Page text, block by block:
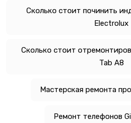
Сколько стоит починить
Electrolux
Сколько стоит
Tab A8
Мастерская ремонта
Ремонт телефонов